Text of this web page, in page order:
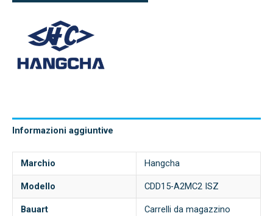
Informazioni aggiuntive
Marchio Hangcha
Modello CDD15-A2MC2 ISZ
Bauart Carrelli da magazzino